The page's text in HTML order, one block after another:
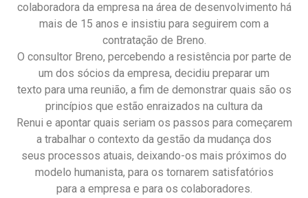
colaboradora da empresa na área de desenvolvimento há
mais de 15 anos e insistiu para seguirem com a
contratação de Breno.
O consultor Breno, percebendo a resistência por parte de
um dos sócios da empresa, decidiu preparar um
texto para uma reunião, a fim de demonstrar quais são os
princípios que estão enraizados na cultura da
Renui e apontar quais seriam os passos para começarem
a trabalhar o contexto da gestão da mudança dos
seus processos atuais, deixando-os mais próximos do
modelo humanista, para os tornarem satisfatórios
para a empresa e para os colaboradores.